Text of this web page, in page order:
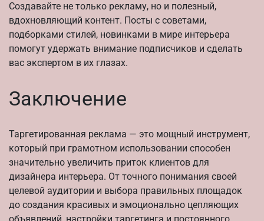
Создавайте не только рекламу, но и полезный,
вдохновляющий контент. Посты с советами,
подборками стилей, новинками в мире интерьера
помогут удержать внимание подписчиков и сделать
вас экспертом в их глазах.
Заключение
Таргетированная реклама — это мощный инструмент,
который при грамотном использовании способен
значительно увеличить приток клиентов для
дизайнера интерьера. От точного понимания своей
целевой аудитории и выбора правильных площадок
до создания красивых и эмоционально цепляющих
объявлений, настройки таргетинга и постоянного